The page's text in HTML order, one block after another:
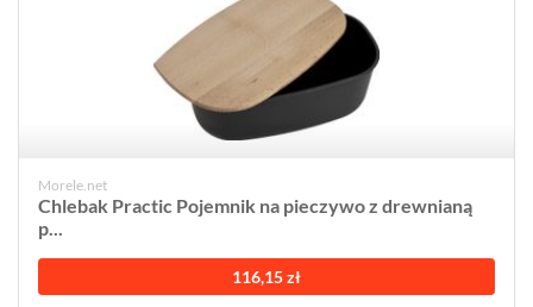
Morele.net
Chlebak Practic Pojemnik na pieczywo z drewnianą
p...
116,15 zł